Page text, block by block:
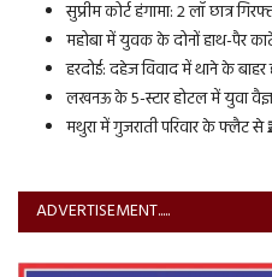
सुप्रीम कोर्ट हंगामा: 2 लॉ छात्र
महोबा में युवक के दोनों हाथ-पैर
हरदोई: दहेज विवाद में थाने के बाहर
लखनऊ के 5-स्टार होटल में युवा
मथुरा में गुजराती परिवार के फ्लैट से
ADVERTISEMENT.....